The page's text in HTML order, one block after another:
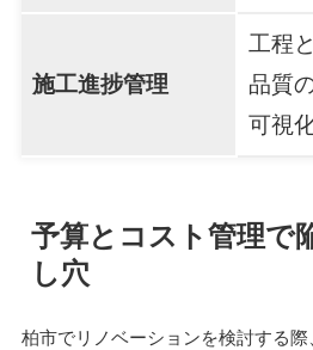
施工進捗管理
工程と
品質
可視
予算とコスト管理で
し穴
柏市でリノベーションを検討する